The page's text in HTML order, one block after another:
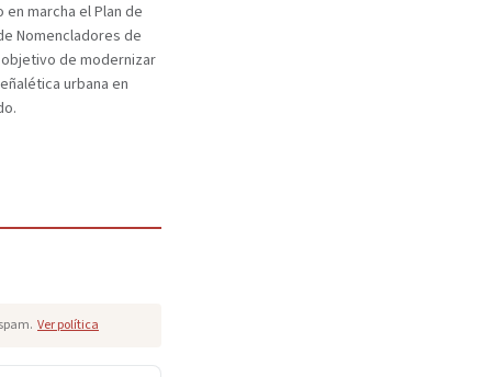
en marcha el Plan de
Nomencladores de
de modernizar
urbana en
Ver política